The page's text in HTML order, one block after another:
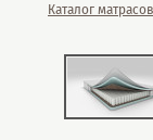
Вы здесь
Каталог матрасов